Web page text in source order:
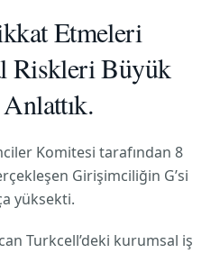
Etmeleri
Riskleri Büyük
Komitesi tarafından 8
Girişimciliğin G’si
yüksekti.
Turkcell’deki kurumsal iş